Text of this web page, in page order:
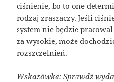
ciśnienie, bo to one
rodzaj zraszaczy. Jeśli
system nie będzie
za wysokie, może
rozszczelnień.
Wskazówka: Sprawdź